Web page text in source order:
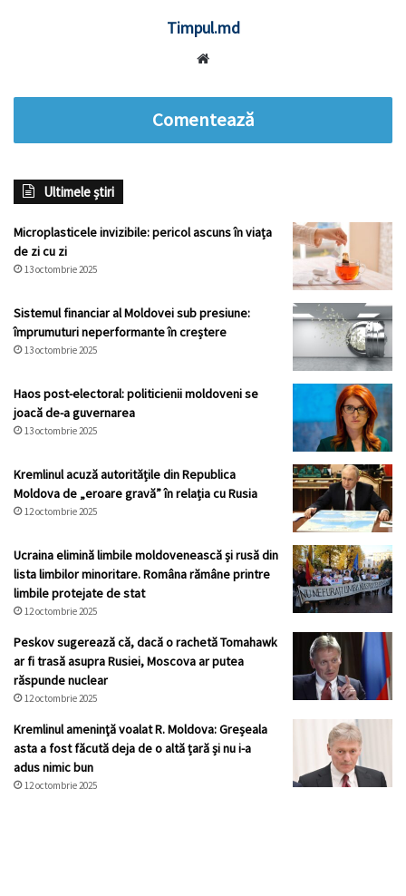
Timpul.md
Comentează
Ultimele știri
Microplasticele invizibile: pericol ascuns în viața
de zi cu zi
13 octombrie 2025
Sistemul financiar al Moldovei sub presiune:
împrumuturi neperformante în creștere
13 octombrie 2025
Haos post-electoral: politicienii moldoveni se
joacă de-a guvernarea
13 octombrie 2025
Kremlinul acuză autoritățile din Republica
Moldova de „eroare gravă” în relația cu Rusia
12 octombrie 2025
Ucraina elimină limbile moldovenească și rusă din
lista limbilor minoritare. Româna rămâne printre
limbile protejate de stat
12 octombrie 2025
Peskov sugerează că, dacă o rachetă Tomahawk
ar fi trasă asupra Rusiei, Moscova ar putea
răspunde nuclear
12 octombrie 2025
Kremlinul ameninţă voalat R. Moldova: Greșeala
asta a fost făcută deja de o altă țară și nu i-a
adus nimic bun
12 octombrie 2025